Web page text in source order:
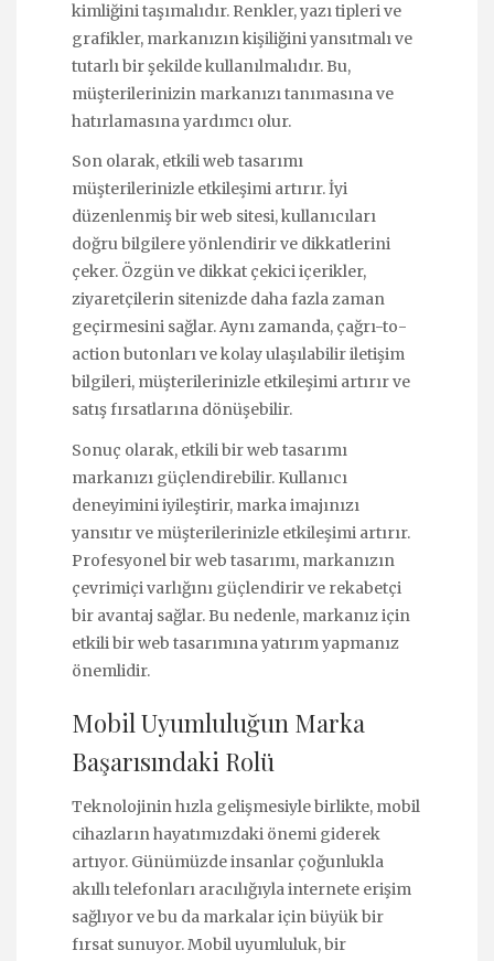
kimliğini taşımalıdır. Renkler, yazı tipleri ve
grafikler, markanızın kişiliğini yansıtmalı ve
tutarlı bir şekilde kullanılmalıdır. Bu,
müşterilerinizin markanızı tanımasına ve
hatırlamasına yardımcı olur.
Son olarak, etkili web tasarımı
müşterilerinizle etkileşimi artırır. İyi
düzenlenmiş bir web sitesi, kullanıcıları
doğru bilgilere yönlendirir ve dikkatlerini
çeker. Özgün ve dikkat çekici içerikler,
ziyaretçilerin sitenizde daha fazla zaman
geçirmesini sağlar. Aynı zamanda, çağrı-to-
action butonları ve kolay ulaşılabilir iletişim
bilgileri, müşterilerinizle etkileşimi artırır ve
satış fırsatlarına dönüşebilir.
Sonuç olarak, etkili bir web tasarımı
markanızı güçlendirebilir. Kullanıcı
deneyimini iyileştirir, marka imajınızı
yansıtır ve müşterilerinizle etkileşimi artırır.
Profesyonel bir web tasarımı, markanızın
çevrimiçi varlığını güçlendirir ve rekabetçi
bir avantaj sağlar. Bu nedenle, markanız için
etkili bir web tasarımına yatırım yapmanız
önemlidir.
Mobil Uyumluluğun Marka
Başarısındaki Rolü
Teknolojinin hızla gelişmesiyle birlikte, mobil
cihazların hayatımızdaki önemi giderek
artıyor. Günümüzde insanlar çoğunlukla
akıllı telefonları aracılığıyla internete erişim
sağlıyor ve bu da markalar için büyük bir
fırsat sunuyor. Mobil uyumluluk, bir